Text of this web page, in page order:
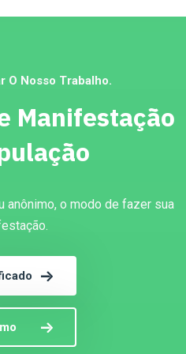
O Nosso Trabalho.
Manifestação
anônimo, o modo de fazer sua